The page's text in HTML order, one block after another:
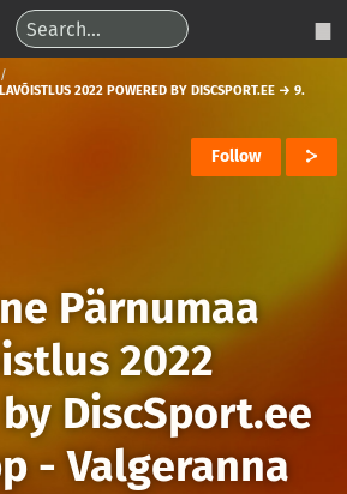
2022 POWERED BY DISCSPORT.EE → 9.
Follow
Pärnumaa
2022
DiscSport.ee
- Valgeranna